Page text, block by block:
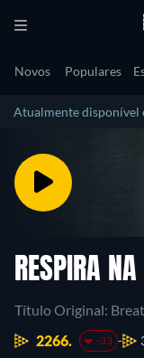
Novos Populares
Atualmente disponível
RESPIRA
Título Original:
2266.
-33